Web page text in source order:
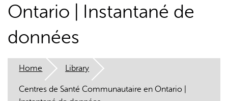
Ontario | Instantané de
données
Home Library
Centres de Santé Communautaire en Ontario |